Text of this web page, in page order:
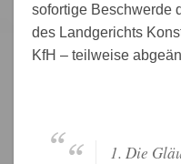
sofortige Beschwerde
des Landgerichts
KfH – teilweise
1. Die